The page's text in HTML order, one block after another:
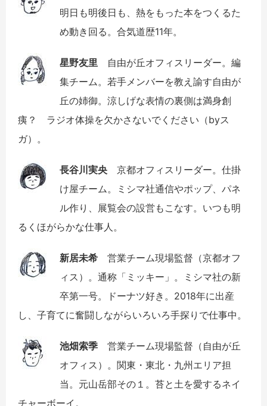
明日も明後日も、熱をもった本をつくるた
め動き回る。合気道歴11年。
星野友里 自由が丘オフィスリーダー。編
集チーム。若手メンバーを教え諭す自由が
丘の姉御。涼しげな表情の裏側は満身創
痍？ ラジオ体操を欠かさないでください（byス
ガ）。
長谷川実央 京都オフィスリーダー。仕掛
け屋チーム。ミシマ社通信やポップ、パネ
ル作り、展覧会の設営もこなす。いつも明
るくほがらかな仕事人。
新居未希 営業チーム現場監督（京都オフ
ィス）。通称「ミッキー」。ミシマ社の新
卒第一号。ドーナツ好き。2018年に出産
し、子育てに奮闘しながらいろいろ手探りで仕事中。
池畑索季
営業チーム現場監督（自由が丘
オフィス）。関東・東北・九州エリア担
当。元山岳部その１。苔と土を愛するネイ
チャーボーイ。